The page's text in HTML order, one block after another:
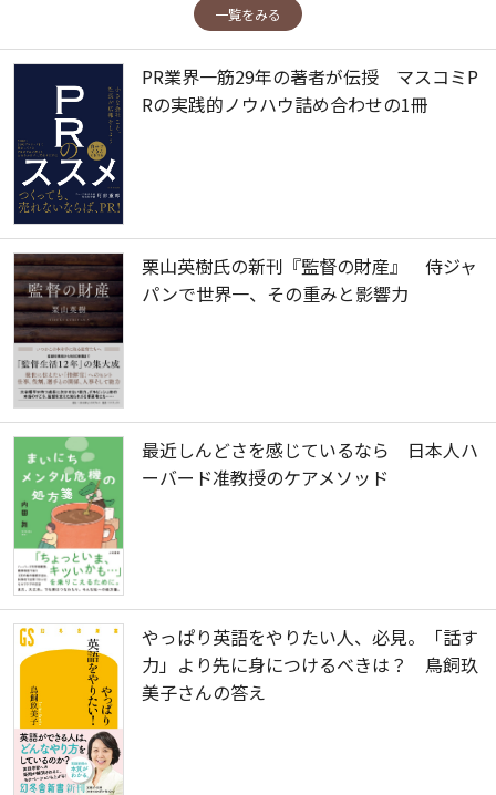
一覧をみる
PR業界一筋29年の著者が伝授 マスコミP
Rの実践的ノウハウ詰め合わせの1冊
栗山英樹氏の新刊『監督の財産』 侍ジャ
パンで世界一、その重みと影響力
最近しんどさを感じているなら 日本人ハ
ーバード准教授のケアメソッド
やっぱり英語をやりたい人、必見。「話す
力」より先に身につけるべきは？ 鳥飼玖
美子さんの答え